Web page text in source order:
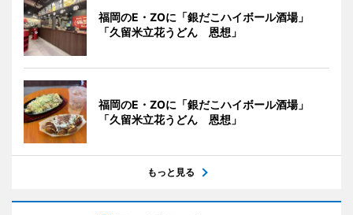
福岡のE・ZOに「銀だこハイボール酒場」
「久留米立花うどん 恩想」
福岡のE・ZOに「銀だこハイボール酒場」
「久留米立花うどん 恩想」
もっと見る